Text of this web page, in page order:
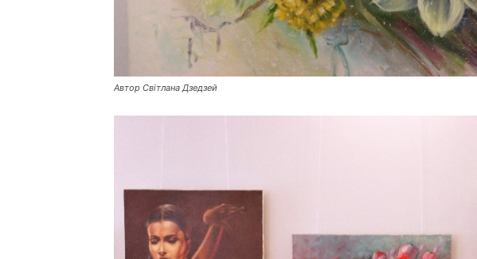
Автор Світлана Дзедзей